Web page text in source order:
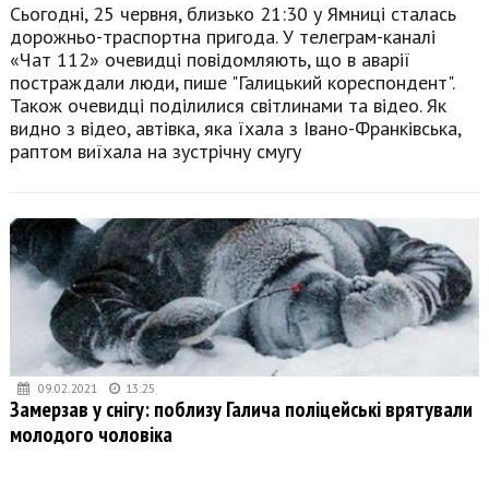
Сьогодні, 25 червня, близько 21:30 у Ямниці сталась
дорожньо-траспортна пригода. У телеграм-каналі
«Чат 112» очевидці повідомляють, що в аварії
постраждали люди, пише "Галицький кореспондент".
Також очевидці поділилися світлинами та відео. Як
видно з відео, автівка, яка їхала з Івано-Франківська,
раптом виїхала на зустрічну смугу
09.02.2021 13:25
Замерзав у снігу: поблизу Галича поліцейські врятували
молодого чоловіка